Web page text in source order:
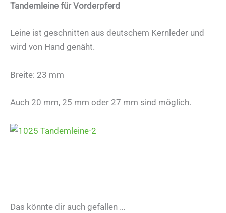
Tandemleine für Vorderpferd
Leine ist geschnitten aus deutschem Kernleder und
wird von Hand genäht.
Breite: 23 mm
Auch 20 mm, 25 mm oder 27 mm sind möglich.
Das könnte dir auch gefallen …